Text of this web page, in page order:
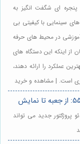
پنجره ای شگفت انگیز به
سینمایی با کیفیتی بی
آموزشی در محیط های حرفه
از اینکه این دستگاه های
عملکرد را ارائه دهند،
است. | مشاهده و خرید
پروژکتور جدید می تواند